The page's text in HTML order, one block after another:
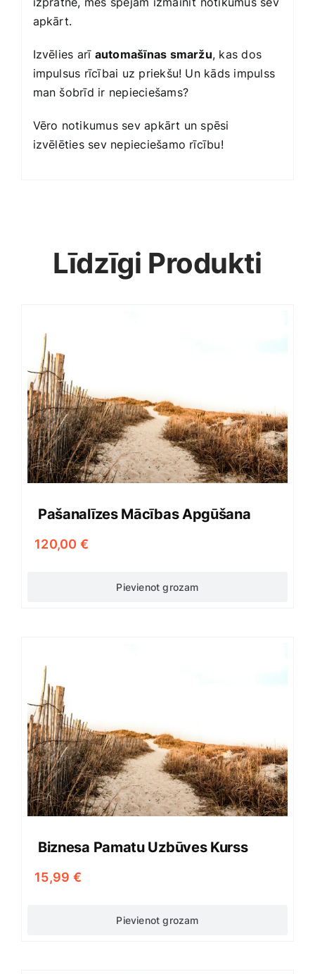
apkārt.
Izvēlies arī automašīnas smaržu, kas dos
impulsus rīcībai uz priekšu! Un kāds impulss
man šobrīd ir nepieciešams?
Vēro notikumus sev apkārt un spēsi
izvēlēties sev nepieciešamo rīcību!
Līdzīgi Produkti
Pašanalīzes Mācības Apgūšana
120,00 €
Pievienot grozam
Biznesa Pamatu Uzbūves Kurss
15,99 €
Pievienot grozam